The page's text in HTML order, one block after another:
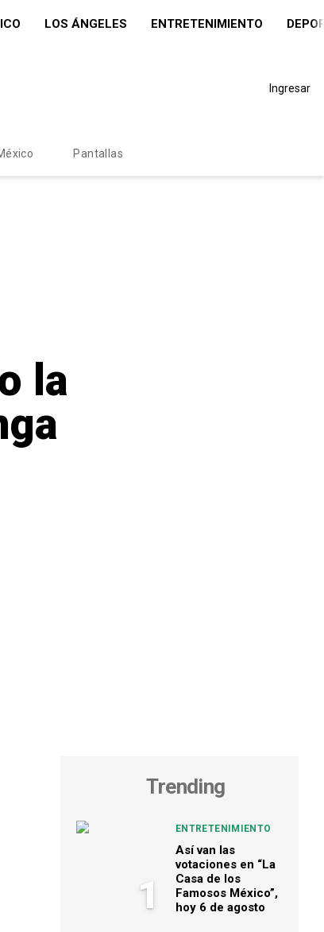
LOS ÁNGELES ENTRETENIMIENTO
Ingresar
Pantallas
la
Trending
1
ENTRETENIMIENTO
Así van las
votaciones en “La
Casa de los
Famosos México”,
hoy 6 de agosto